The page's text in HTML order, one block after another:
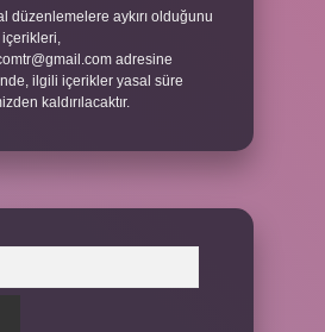
düzenlemelere aykırı olduğunu
adresine
ilgili içerikler yasal süre
kaldırılacaktır.